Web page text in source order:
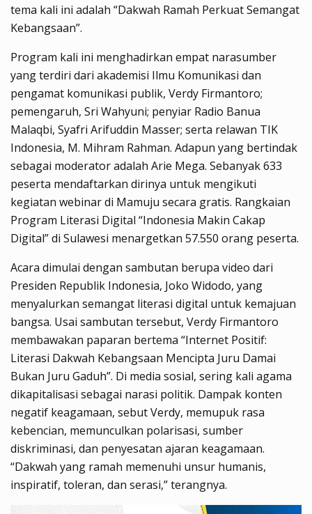
tema kali ini adalah “Dakwah Ramah Perkuat Semangat
Kebangsaan”.
Program kali ini menghadirkan empat narasumber
yang terdiri dari akademisi Ilmu Komunikasi dan
pengamat komunikasi publik, Verdy Firmantoro;
pemengaruh, Sri Wahyuni; penyiar Radio Banua
Malaqbi, Syafri Arifuddin Masser; serta relawan TIK
Indonesia, M. Mihram Rahman. Adapun yang bertindak
sebagai moderator adalah Arie Mega. Sebanyak 633
peserta mendaftarkan dirinya untuk mengikuti
kegiatan webinar di Mamuju secara gratis. Rangkaian
Program Literasi Digital “Indonesia Makin Cakap
Digital” di Sulawesi menargetkan 57.550 orang peserta.
Acara dimulai dengan sambutan berupa video dari
Presiden Republik Indonesia, Joko Widodo, yang
menyalurkan semangat literasi digital untuk kemajuan
bangsa. Usai sambutan tersebut, Verdy Firmantoro
membawakan paparan bertema “Internet Positif:
Literasi Dakwah Kebangsaan Mencipta Juru Damai
Bukan Juru Gaduh”. Di media sosial, sering kali agama
dikapitalisasi sebagai narasi politik. Dampak konten
negatif keagamaan, sebut Verdy, memupuk rasa
kebencian, memunculkan polarisasi, sumber
diskriminasi, dan penyesatan ajaran keagamaan.
“Dakwah yang ramah memenuhi unsur humanis,
inspiratif, toleran, dan serasi,” terangnya.